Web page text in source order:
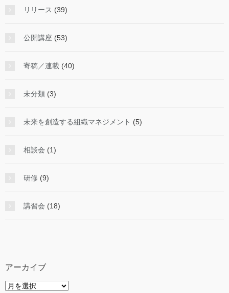
リリース (39)
公開講座 (53)
寄稿／連載 (40)
未分類 (3)
未来を創造する組織マネジメント (5)
相談会 (1)
研修 (9)
講習会 (18)
アーカイブ
ア